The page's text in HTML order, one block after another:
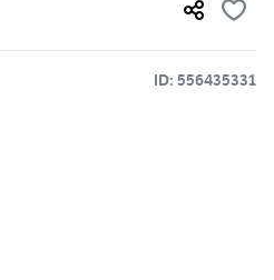
ID: 556435331